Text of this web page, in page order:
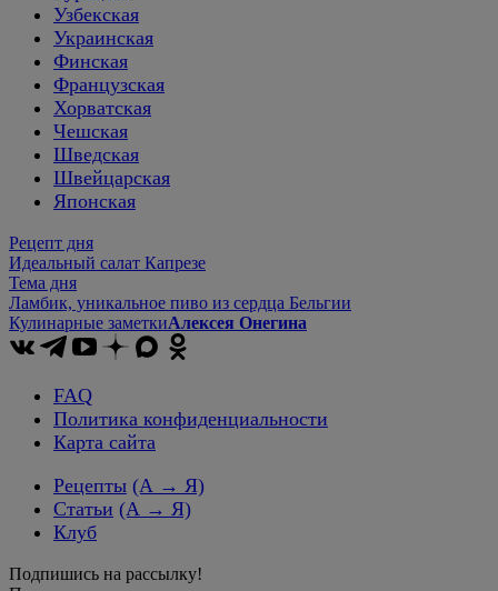
Узбекская
Украинская
Финская
Французская
Хорватская
Чешская
Шведская
Швейцарская
Японская
Рецепт дня
Идеальный салат Капрезе
Тема дня
Ламбик, уникальное пиво из сердца Бельгии
Кулинарные заметкиАлексея Онегина
FAQ
Политика конфиденциальности
Карта сайта
Рецепты (А → Я)
Статьи (А → Я)
Клуб
Подпишись на рассылку!